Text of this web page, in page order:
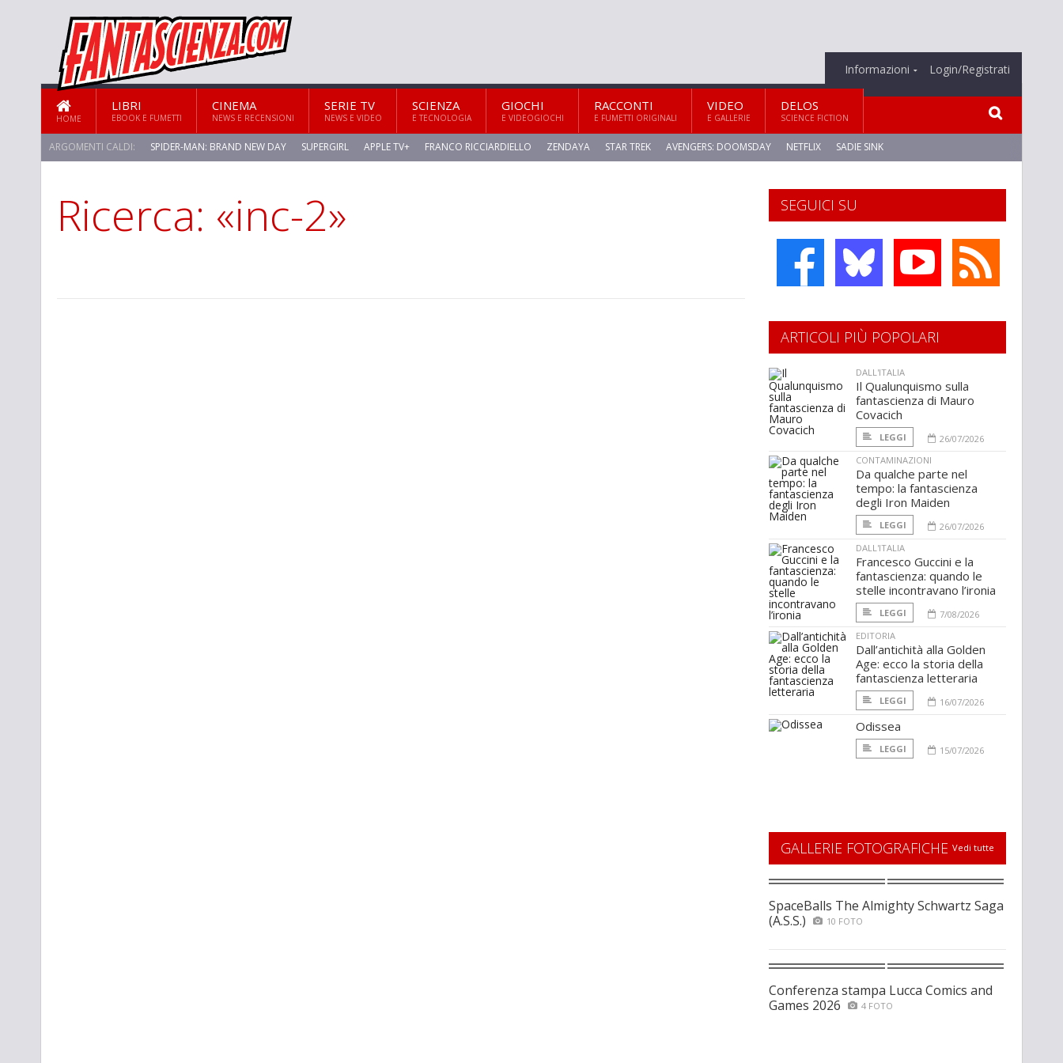
Informazioni Login/Registrati
HOME
LIBRI
EBOOK E FUMETTI
CINEMA
NEWS E RECENSIONI
SERIE TV
NEWS E VIDEO
SCIENZA
E TECNOLOGIA
GIOCHI
E VIDEOGIOCHI
RACCONTI
E FUMETTI ORIGINALI
VIDEO
E GALLERIE
DELOS
SCIENCE FICTION
ARGOMENTI CALDI: SPIDER-MAN: BRAND NEW DAY SUPERGIRL APPLE TV+ FRANCO RICCIARDIELLO ZENDAYA STAR TREK AVENGERS: DOOMSDAY NETFLIX SADIE SINK
STAR TREK: STRANGE NEW WORLDS
Ricerca: «inc-2» SEGUICI SU
ARTICOLI PIÙ POPOLARI
DALL'ITALIA
Il Qualunquismo sulla
fantascienza di Mauro
Covacich
LEGGI
26/07/2026
CONTAMINAZIONI
Da qualche parte nel
tempo: la fantascienza
degli Iron Maiden
LEGGI
26/07/2026
DALL'ITALIA
Francesco Guccini e la
fantascienza: quando le
stelle incontravano l’ironia
LEGGI
7/08/2026
EDITORIA
Dall’antichità alla Golden
Age: ecco la storia della
fantascienza letteraria
LEGGI 16/07/2026
Odissea
LEGGI 15/07/2026
GALLERIE FOTOGRAFICHE Vedi tutte
SpaceBalls The Almighty Schwartz Saga
(A.S.S.)
10 FOTO
Conferenza stampa Lucca Comics and
Games 2026
4 FOTO